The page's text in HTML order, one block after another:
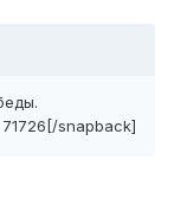
71726[/snapback]